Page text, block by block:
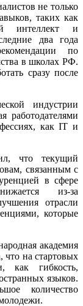
не только
таких как
интеллект и
два года
по
в школах РФ.
сразу после
индустрии
работодателями
как IT и
что текущий
связанным с
в сфере
из-за
отрасли
которые
академия
что на стартовых
как гибкость,
языков.
количество